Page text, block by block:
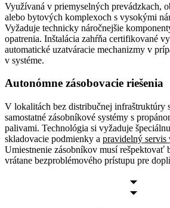
Využívaná v priemyselných prevádzkach,
alebo bytových komplexoch s vysokými
Vyžaduje technicky náročnejšie
opatrenia. Inštalácia zahŕňa certifikované
automatické uzatváracie mechanizmy v
v systéme.
Autonómne zásobovacie riešenia
V lokalitách bez distribučnej infraštruktúry
samostatné zásobníkové systémy s
palivami. Technológia si vyžaduje
skladovacie podmienky a pravidelný servis
Umiestnenie zásobníkov musí rešpektovať
vrátane bezproblémového prístupu pre